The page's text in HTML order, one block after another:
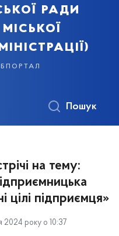
ради
Пошук
на тему:
цілі підприємця»
2024 року о 10:37